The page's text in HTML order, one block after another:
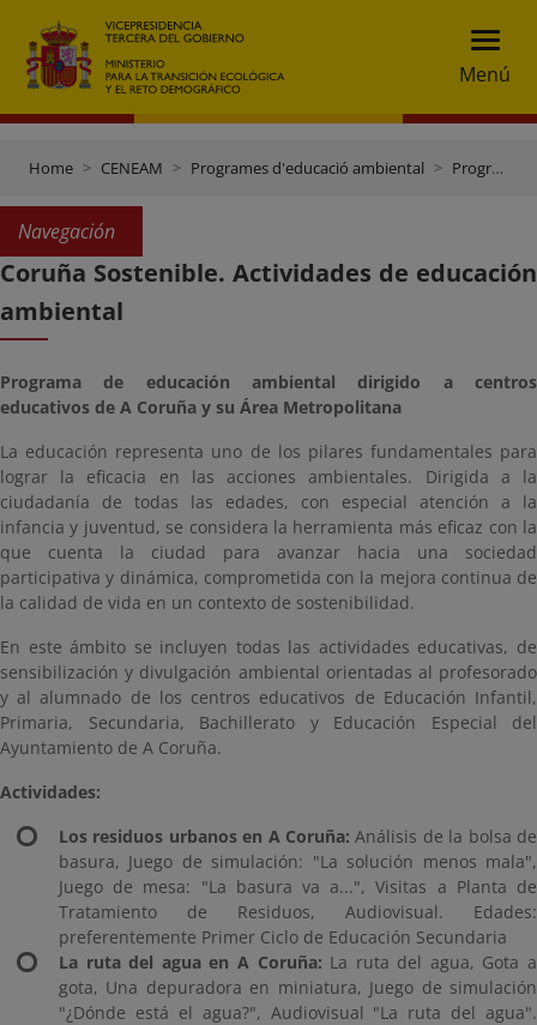
Menú
Home CENEAM Programes d'educació ambiental Programes d'altres entitats
Navegación
Coruña Sostenible. Actividades de educación
ambiental
Programa de educación ambiental dirigido a centros
educativos de A Coruña y su Área Metropolitana
La educación representa uno de los pilares fundamentales para
lograr la eficacia en las acciones ambientales. Dirigida a la
ciudadanía de todas las edades, con especial atención a la
infancia y juventud, se considera la herramienta más eficaz con la
que cuenta la ciudad para avanzar hacia una sociedad
participativa y dinámica, comprometida con la mejora continua de
la calidad de vida en un contexto de sostenibilidad.
En este ámbito se incluyen todas las actividades educativas, de
sensibilización y divulgación ambiental orientadas al profesorado
y al alumnado de los centros educativos de Educación Infantil,
Primaria, Secundaria, Bachillerato y Educación Especial del
Ayuntamiento de A Coruña.
Actividades:
Los residuos urbanos en A Coruña:Análisis de la bolsa de
basura, Juego de simulación: "La solución menos mala",
Juego de mesa: "La basura va a...", Visitas a Planta de
Tratamiento de Residuos, Audiovisual. Edades:
preferentemente Primer Ciclo de Educación Secundaria
La ruta del aguaen A Coruña: La ruta del agua, Gota a
gota, Una depuradora en miniatura, Juego de simulación
"¿Dónde está el agua?", Audiovisual "La ruta del agua".